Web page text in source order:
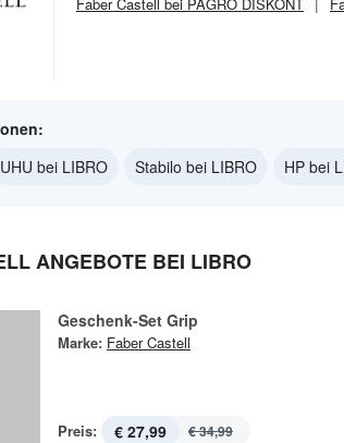
UHU bei LIBRO Stabilo bei LIBRO HP bei
ANGEBOTE BEI LIBRO
Geschenk-Set Grip
Marke: Faber Castell
Preis: € 27,99 € 34,99